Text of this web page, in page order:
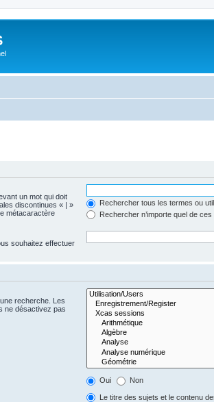
un mot qui doit
discontinues « | »
métacaractère
Rechercher tous les termes ou
Rechercher n’importe quel de ces
souhaitez effectuer
recherche. Les
ne désactivez pas
Oui Non
Le titre des sujets et le contenu